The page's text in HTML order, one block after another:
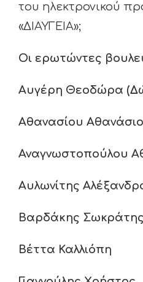
του ηλεκτρονικού
«ΔΙΑΥΓΕΙΑ»;
Οι ερωτώντες
Αυγέρη Θεοδώρα
Αθανασίου
Αναγνωστοπούλου
Αυλωνίτης
Βαρδάκης Σωκράτης
Βέττα Καλλιόπη